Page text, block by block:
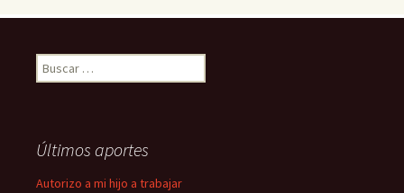
Buscar:
Últimos aportes
Autorizo a mi hijo a trabajar